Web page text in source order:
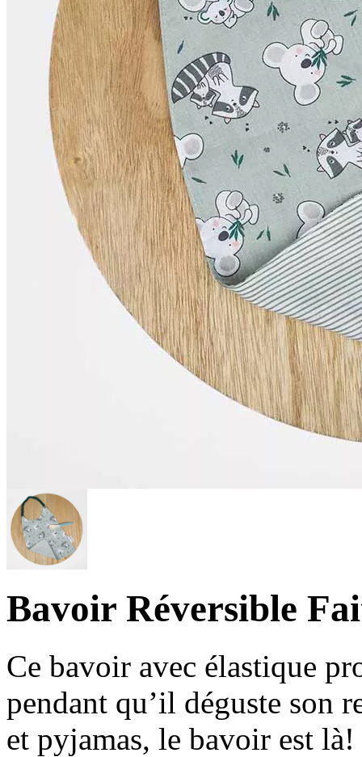
Bavoir Réversible
Ce bavoir avec élastique
pendant qu’il déguste son
et pyjamas, le bavoir est là!